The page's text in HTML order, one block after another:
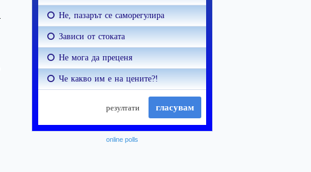
online polls